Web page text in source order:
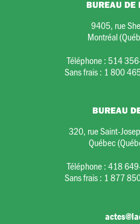
BUREAU DE
9405, rue
Montréal
Téléphone : 514
Sans frais : 1 800
BUREAU
320, rue Saint-
Québec
Téléphone :418
Sans frais : 1 877